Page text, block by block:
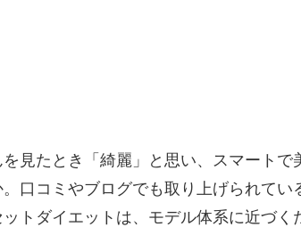
見たとき「綺麗」と思い、スマートで
口コミやブログでも取り上げられてい
トダイエットは、モデル体系に近づく